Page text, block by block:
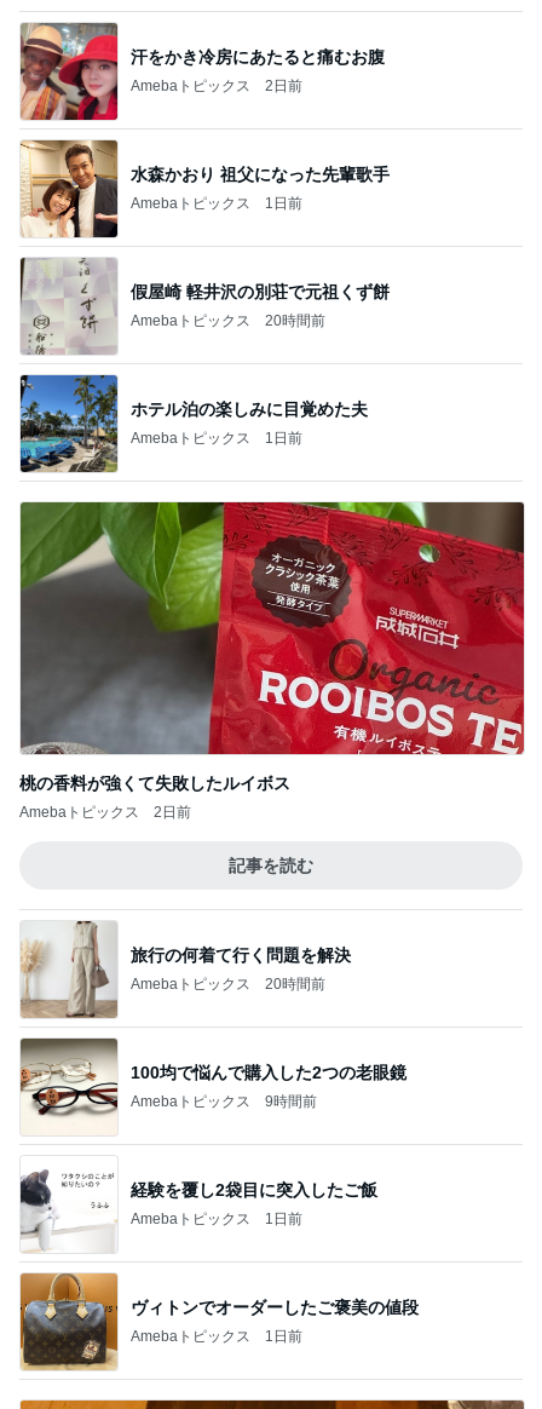
汗をかき冷房にあたると痛むお腹
Amebaトピックス 2日前
水森かおり 祖父になった先輩歌手
Amebaトピックス 1日前
假屋崎 軽井沢の別荘で元祖くず餅
Amebaトピックス 20時間前
ホテル泊の楽しみに目覚めた夫
Amebaトピックス 1日前
桃の香料が強くて失敗したルイボス
Amebaトピックス 2日前
記事を読む
旅行の何着て行く問題を解決
Amebaトピックス 20時間前
100均で悩んで購入した2つの老眼鏡
Amebaトピックス 9時間前
経験を覆し2袋目に突入したご飯
Amebaトピックス 1日前
ヴィトンでオーダーしたご褒美の値段
Amebaトピックス 1日前